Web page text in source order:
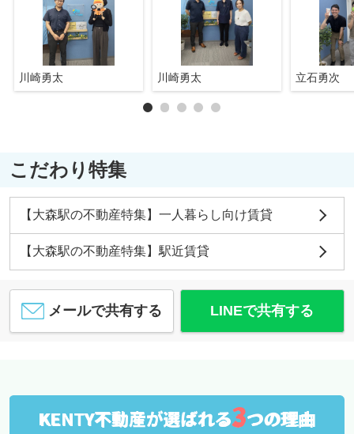
川崎勇太 川崎勇太 立石勇次
こだわり特集
【大森駅の不動産特集】一人暮らし向け賃貸
【大森駅の不動産特集】駅近賃貸
メールで共有する LINEで共有する
KENTY不動産が選ばれる3つの理由